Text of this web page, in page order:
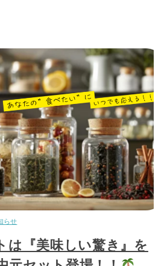
らせ
は『美味しい驚き』を